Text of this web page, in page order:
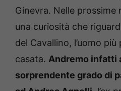
Ginevra. Nelle prossime
una curiosità che
del Cavallino, l’uomo
casata. Andremo infatti
sorprendente grado di